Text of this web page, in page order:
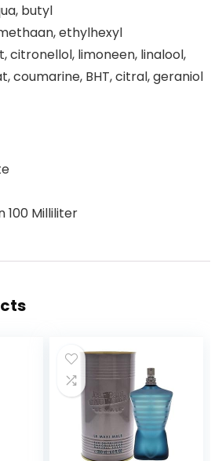
butyl
ethylhexyl
citronellol, limoneen, linalool,
coumarine, BHT, citral, geraniol
100 Milliliter